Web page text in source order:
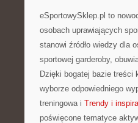
eSportowySklep.pl to
osobach uprawiających
stanowi źródło wiedzy dla
sportowej garderoby,
Dzięki bogatej bazie treści
wyborze odpowiedniego
treningowa i Trendy i
poświęcone tematyce